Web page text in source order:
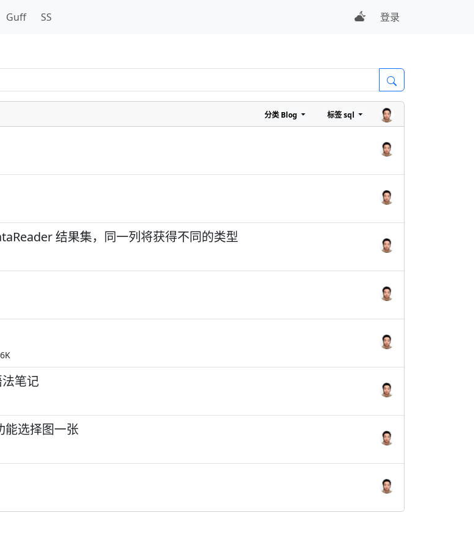
Guff SS 登录
分类 Blog 标签sql
结果集，同一列将获得不同的类型
笔记
能选择图一张